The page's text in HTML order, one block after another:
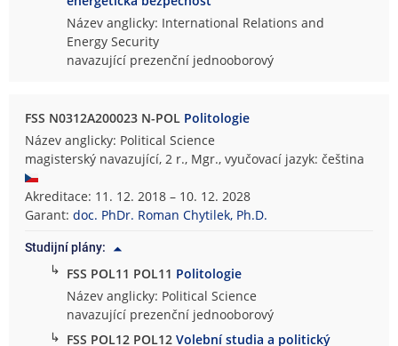
Název anglicky: International Relations and
Energy Security
navazující prezenční jednooborový
FSS N0312A200023 N-POL Politologie
Název anglicky: Political Science
magisterský navazující, 2 r., Mgr., vyučovací jazyk: čeština
Akreditace: 11. 12. 2018 – 10. 12. 2028
Garant:doc. PhDr. Roman Chytilek, Ph.D.
Studijní plány:
↳ FSS POL11 POL11 Politologie
Název anglicky: Political Science
navazující prezenční jednooborový
↳ FSS POL12 POL12Volební studia a politický